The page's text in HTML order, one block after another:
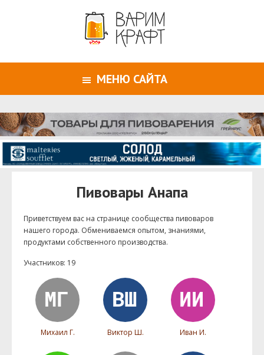
МЕНЮ САЙТА
Пивовары Анапа
Приветствуем ваc на странице сообщества пивоваров
нашего города. Обмениваемся опытом, знаниями,
продуктами собственного производства.
Участников: 19
Михаил Г. Виктор Ш. Иван И.